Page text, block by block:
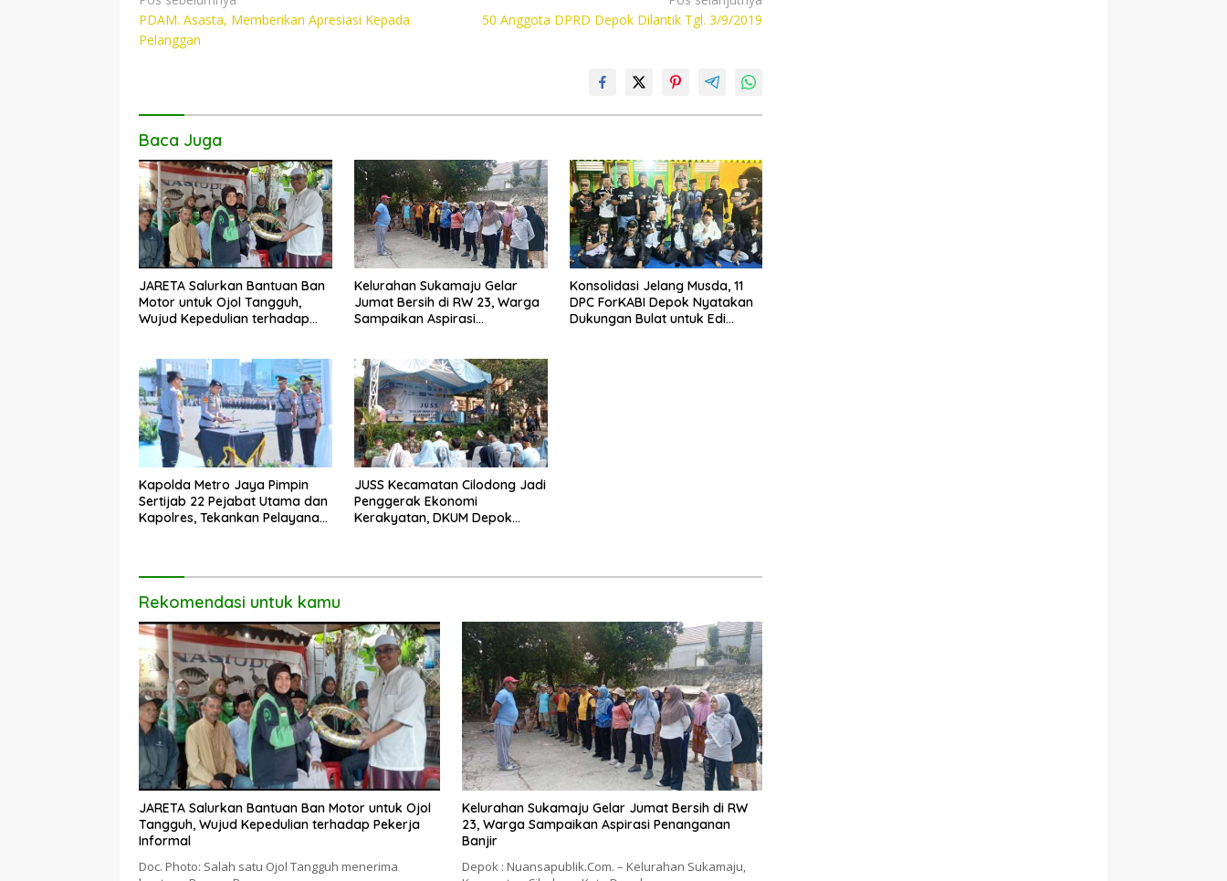
b
k
er s
p
y
k
pos
PDAM. Asasta, Memberikan Apresiasi Kepada
Pelanggan
50 Anggota DPRD Depok Dilantik Tgl. 3/9/2019
Baca Juga
JARETA Salurkan Bantuan Ban
Motor untuk Ojol Tangguh,
Wujud Kepedulian terhadap
Kelurahan Sukamaju Gelar
Jumat Bersih di RW 23, Warga
Sampaikan Aspirasi
Konsolidasi Jelang Musda, 11
DPC ForKABI Depok Nyatakan
Dukungan Bulat untuk Edi
Kapolda Metro Jaya Pimpin
Sertijab 22 Pejabat Utama dan
Kapolres, Tekankan Pelayanan
JUSS Kecamatan Cilodong Jadi
Penggerak Ekonomi
Kerakyatan, DKUM Depok
Rekomendasi untuk kamu
JARETA Salurkan Bantuan Ban Motor untuk Ojol
Tangguh, Wujud Kepedulian terhadap Pekerja
Informal
Doc. Photo: Salah satu Ojol Tangguh menerima
Kelurahan Sukamaju Gelar Jumat Bersih di RW
23, Warga Sampaikan Aspirasi Penanganan
Banjir
Depok : Nuansapublik.Com. – Kelurahan Sukamaju,